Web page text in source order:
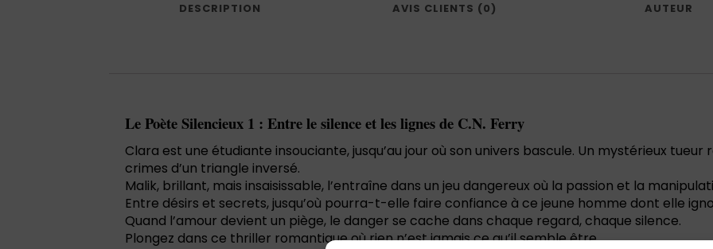
DESCRIPTION AVIS CLIENTS (0) AUTEUR
Le Poète Silencieux 1 : Entre le silence et les lignes de C.N. Ferry
Clara est une étudiante insouciante, jusqu’au jour où son univers bascule. Un mystérieux tueur
crimes d’un triangle inversé.
Malik, brillant, mais insaisissable, l’entraîne dans un jeu dangereux où la passion et la
Entre désirs et secrets, jusqu’où pourra-t-elle faire confiance à ce jeune homme dont elle
Quand l’amour devient un piège, le danger se cache dans chaque regard, chaque silence.
Plongez dans ce thriller romantique où rien n’est jamais ce qu’il semble être.